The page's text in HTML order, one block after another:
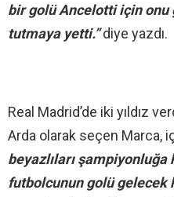
bir golü Ancelotti için onu
tutmaya yetti.”diye yazdı.
Real Madrid’de iki yıldız
Arda olarak seçen Marca,
beyazlıları şampiyonluğa
futbolcunun golü